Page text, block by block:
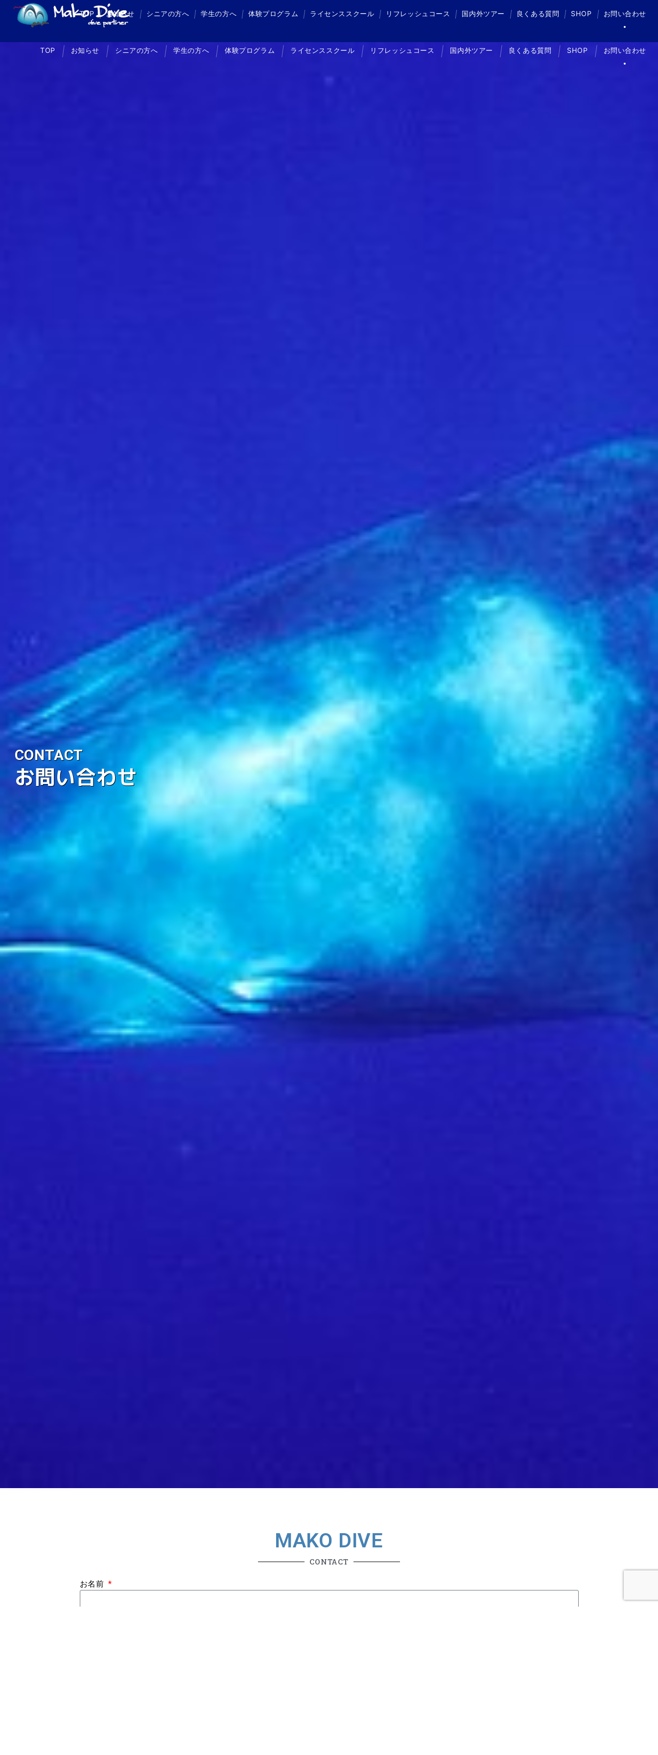
TOP お知らせ シニアの方へ 学生の方へ 体験プログラム ライセンススクール リフレッシュコース 国内外ツアー 良くある質問 SHOP お問い合わせ
TOP お知らせ シニアの方へ 学生の方へ 体験プログラム ライセンススクール リフレッシュコース 国内外ツアー 良くある質問 SHOP お問い合わせ
CONTACT
お問い合わせ
MAKO DIVE
CONTACT
お名前